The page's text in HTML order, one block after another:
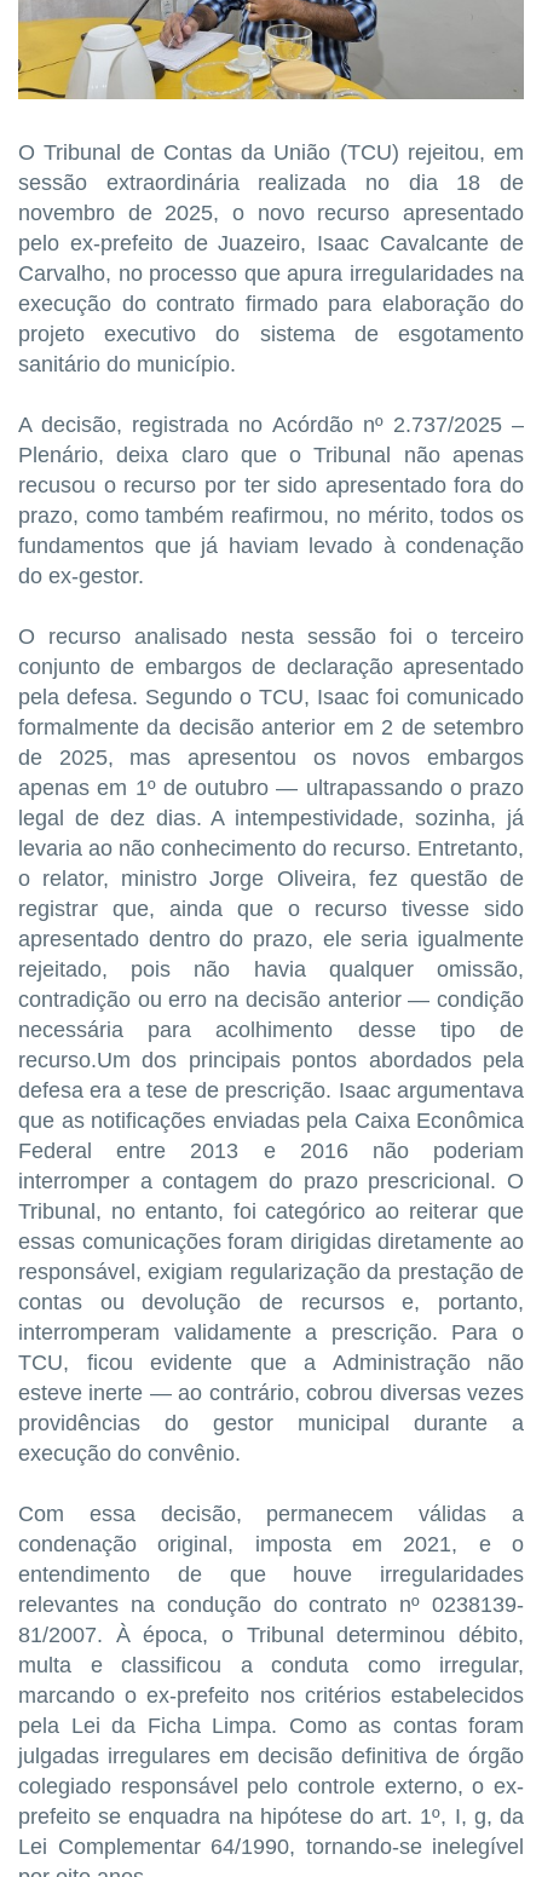
O Tribunal de Contas da União (TCU) rejeitou, em
sessão extraordinária realizada no dia 18 de
novembro de 2025, o novo recurso apresentado
pelo ex-prefeito de Juazeiro, Isaac Cavalcante de
Carvalho, no processo que apura irregularidades na
execução do contrato firmado para elaboração do
projeto executivo do sistema de esgotamento
sanitário do município.
A decisão, registrada no Acórdão nº 2.737/2025 –
Plenário, deixa claro que o Tribunal não apenas
recusou o recurso por ter sido apresentado fora do
prazo, como também reafirmou, no mérito, todos os
fundamentos que já haviam levado à condenação
do ex-gestor.
O recurso analisado nesta sessão foi o terceiro
conjunto de embargos de declaração apresentado
pela defesa. Segundo o TCU, Isaac foi comunicado
formalmente da decisão anterior em 2 de setembro
de 2025, mas apresentou os novos embargos
apenas em 1º de outubro — ultrapassando o prazo
legal de dez dias. A intempestividade, sozinha, já
levaria ao não conhecimento do recurso. Entretanto,
o relator, ministro Jorge Oliveira, fez questão de
registrar que, ainda que o recurso tivesse sido
apresentado dentro do prazo, ele seria igualmente
rejeitado, pois não havia qualquer omissão,
contradição ou erro na decisão anterior — condição
necessária para acolhimento desse tipo de
recurso.Um dos principais pontos abordados pela
defesa era a tese de prescrição. Isaac argumentava
que as notificações enviadas pela Caixa Econômica
Federal entre 2013 e 2016 não poderiam
interromper a contagem do prazo prescricional. O
Tribunal, no entanto, foi categórico ao reiterar que
essas comunicações foram dirigidas diretamente ao
responsável, exigiam regularização da prestação de
contas ou devolução de recursos e, portanto,
interromperam validamente a prescrição. Para o
TCU, ficou evidente que a Administração não
esteve inerte — ao contrário, cobrou diversas vezes
providências do gestor municipal durante a
execução do convênio.
Com essa decisão, permanecem válidas a
condenação original, imposta em 2021, e o
entendimento de que houve irregularidades
relevantes na condução do contrato nº 0238139-
81/2007. À época, o Tribunal determinou débito,
multa e classificou a conduta como irregular,
marcando o ex-prefeito nos critérios estabelecidos
pela Lei da Ficha Limpa. Como as contas foram
julgadas irregulares em decisão definitiva de órgão
colegiado responsável pelo controle externo, o ex-
prefeito se enquadra na hipótese do art. 1º, I, g, da
Lei Complementar 64/1990, tornando-se inelegível